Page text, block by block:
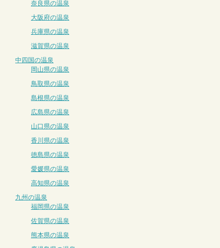
奈良県の温泉
大阪府の温泉
兵庫県の温泉
滋賀県の温泉
中四国の温泉
岡山県の温泉
鳥取県の温泉
島根県の温泉
広島県の温泉
山口県の温泉
香川県の温泉
徳島県の温泉
愛媛県の温泉
高知県の温泉
九州の温泉
福岡県の温泉
佐賀県の温泉
熊本県の温泉